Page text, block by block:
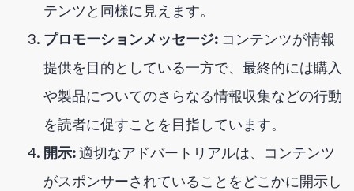
テンツと同様に見えます。
プロモーションメッセージ: コンテンツが情報
提供を目的としている一方で、最終的には購入
や製品についてのさらなる情報収集などの行動
を読者に促すことを目指しています。
開示:適切なアドバートリアルは、コンテンツ
がスポンサーされていることをどこかに開示し